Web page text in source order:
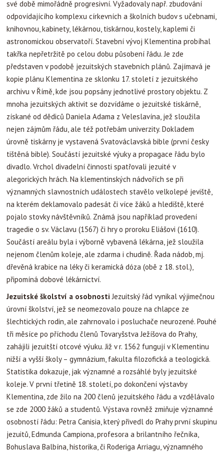
své době mimořádně progresivní. Vyžadovaly např. zbudování
odpovídajícího komplexu církevních a školních budov s učebnami,
knihovnou, kabinety, lékárnou, tiskárnou, kostely, kaplemi či
astronomickou observatoří. Stavební vývoj Klementina probíhal
takřka nepřetržitě po celou dobu působení řádu. Je zde
představen v podobě jezuitských stavebních plánů. Zajímavá je
kopie plánu Klementina ze sklonku 17. století z jezuitského
archivu v Římě, kde jsou popsány jednotlivé prostory objektu. Z
mnoha jezuitských aktivit se dozvídáme o jezuitské tiskárně,
získané od dědiců Daniela Adama z Veleslavína, jež sloužila
nejen zájmům řádu, ale též potřebám univerzity. Dokladem
úrovně tiskárny je vystavená Svatováclavská bible (první česky
tištěná bible). Součástí jezuitské výuky a propagace řádu bylo
divadlo. Vrchol divadelní činnosti spatřovali jezuité v
alegorických hrách. Na klementinských nádvořích se při
významných slavnostních událostech stavělo velkolepé jeviště,
na kterém deklamovalo padesát či více žáků a hlediště, které
pojalo stovky návštěvníků. Známá jsou například provedení
tragedie o sv. Václavu (1567) či hry o proroku Eliášovi (1610).
Součástí areálu byla i výborně vybavená lékárna, jež sloužila
nejenom členům koleje, ale zdarma i chudině. Řada nádob, mj.
dřevěná krabice na léky či keramická dóza (obě z 18. stol.),
připomíná dobové lékárnictví.
Jezuitské školství a osobnosti Jezuitský řád vynikal výjimečnou
úrovní školství, jež se neomezovalo pouze na chlapce ze
šlechtických rodin, ale zahrnovalo i posluchače neurozené. Pouhé
tři měsíce po příchodu členů Tovaryšstva Ježíšova do Prahy,
zahájili jezuitští otcové výuku. Již v r. 1562 fungují v Klementinu
nižší a vyšší školy – gymnázium, fakulta filozofická a teologická.
Statistika dokazuje, jak významné a rozsáhlé byly jezuitské
koleje. V první třetině 18. století, po dokončení výstavby
Klementina, zde žilo na 200 členů jezuitského řádu a vzdělávalo
se zde 2000 žáků a studentů. Výstava rovněž zmiňuje významné
osobností řádu: Petra Canisia, který přivedl do Prahy první skupinu
jezuitů, Edmunda Campiona, profesora a brilantního řečníka,
Bohuslava Balbína, historika, či Roderiga Arriagu, významného